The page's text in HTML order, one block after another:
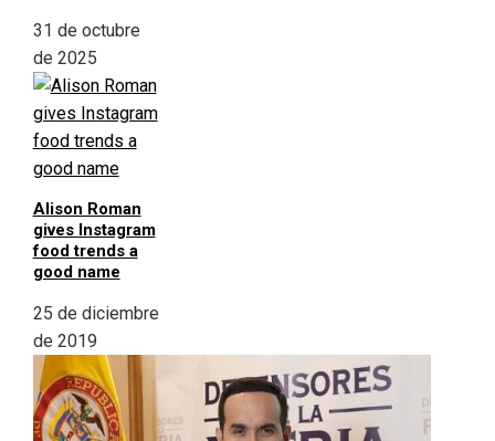
31 de octubre
de 2025
Alison Roman
gives Instagram
food trends a
good name
25 de diciembre
de 2019